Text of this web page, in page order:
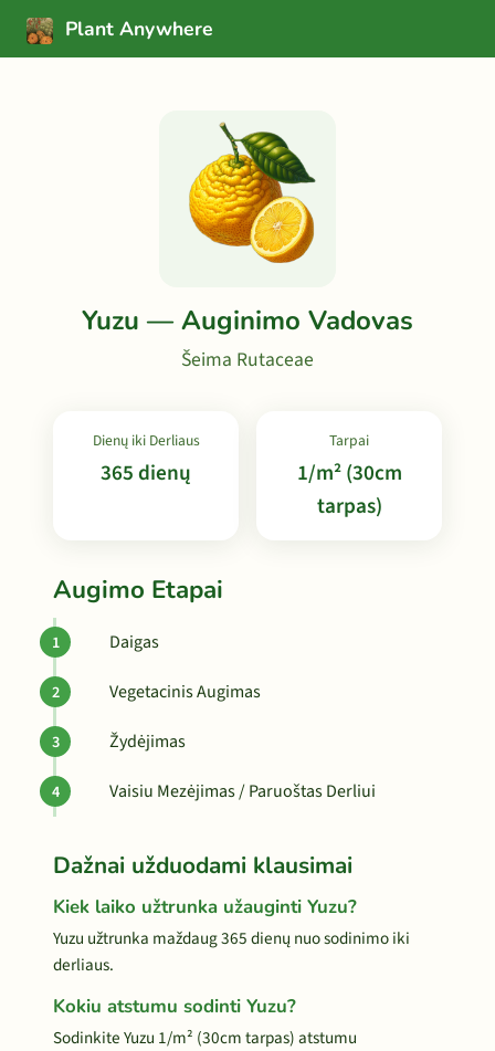
Plant Anywhere
Yuzu — Auginimo Vadovas
Šeima Rutaceae
Dienų iki Derliaus
365 dienų
Tarpai
1/m² (30cm
tarpas)
Augimo Etapai
Daigas
Vegetacinis Augimas
Žydėjimas
Vaisiu Mezėjimas / Paruoštas Derliui
Dažnai užduodami klausimai
Kiek laiko užtrunka užauginti Yuzu?
Yuzu užtrunka maždaug 365 dienų nuo sodinimo iki
derliaus.
Kokiu atstumu sodinti Yuzu?
Sodinkite Yuzu 1/m² (30cm tarpas) atstumu